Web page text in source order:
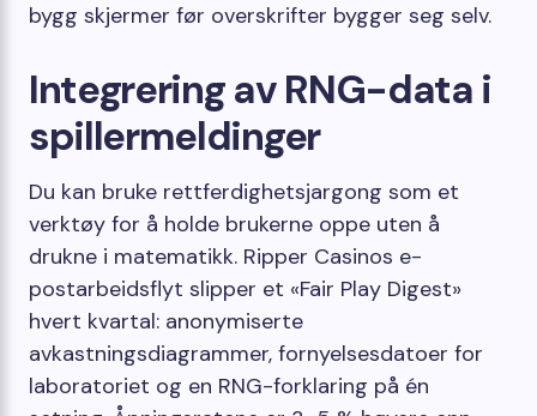
bygg skjermer før overskrifter bygger seg selv.
Integrering av RNG-data i
spillermeldinger
Du kan bruke rettferdighetsjargong som et
verktøy for å holde brukerne oppe uten å
drukne i matematikk. Ripper Casinos e-
postarbeidsflyt slipper et «Fair Play Digest»
hvert kvartal: anonymiserte
avkastningsdiagrammer, fornyelsesdatoer for
laboratoriet og en RNG-forklaring på én